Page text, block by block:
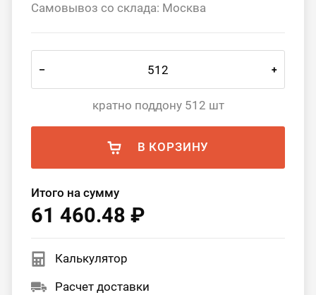
Самовывоз со склада: Москва
– +
кратно поддону 512 шт
В КОРЗИНУ
Итого на сумму
61 460.48 ₽
Калькулятор
Расчет доставки